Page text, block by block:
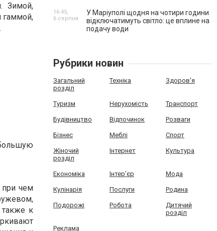
Зимой,
гаммой,
при чем
также к
У Маріуполі щодня на чотири години
відключатимуть світло: це вплине на
подачу води
16:45,
6 серпня
Рубрики новин
Загальний
розділ
Техніка Здоров'я
Туризм Нерухомість Транспорт
Будівництво Відпочинок Розваги
Бізнес Меблі Спорт
Жіночий
розділ
Інтернет Культура
Економіка Інтер'єр Мода
Кулінарія Послуги Родина
Подорожі Робота
Дитячий
розділ
Реклама